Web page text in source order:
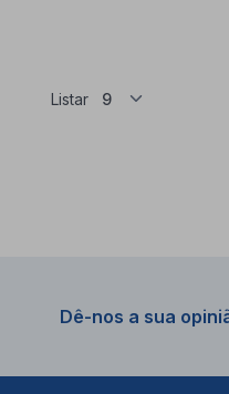
Listar
Dê-nos a sua